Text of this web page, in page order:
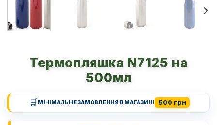
Термопляшка N7125 на
500мл
🛒МІНІМАЛЬНЕ ЗАМОВЛЕННЯ В МАГАЗИНІ 500 грн